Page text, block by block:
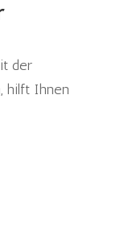
der
hilft Ihnen